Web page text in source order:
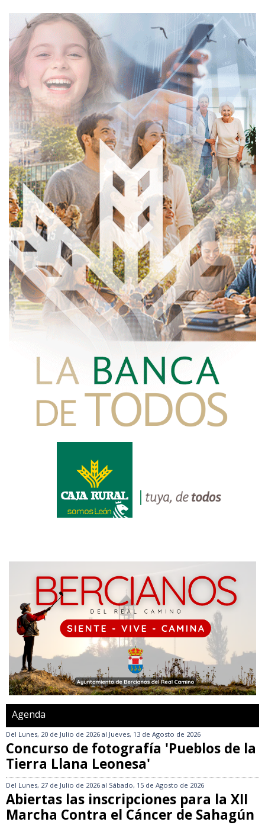
Agenda
Del Lunes, 20 de Julio de 2026 al Jueves, 13 de Agosto de 2026
Concurso de fotografía 'Pueblos de la
Tierra Llana Leonesa'
Del Lunes, 27 de Julio de 2026 al Sábado, 15 de Agosto de 2026
Abiertas las inscripciones para la XII
Marcha Contra el Cáncer de Sahagún